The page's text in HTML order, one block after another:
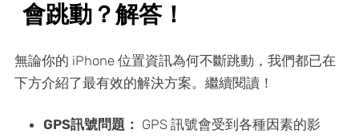
會跳動？解答！
無論你的 iPhone 位置資訊為何不斷跳動，我們都已在
下方介紹了最有效的解決方案。繼續閱讀！
GPS訊號問題： GPS 訊號會受到各種因素的影